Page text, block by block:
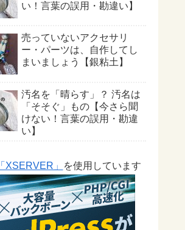
い！言葉の誤用・勘違い】
売っていないアクセサリ
ー・パーツは、自作してし
まいましょう【銀粘土】
汚名を「晴らす」？ 汚名は
「そそぐ」もの【今さら聞
けない！言葉の誤用・勘違
い】
「XSERVER」 を使用しています